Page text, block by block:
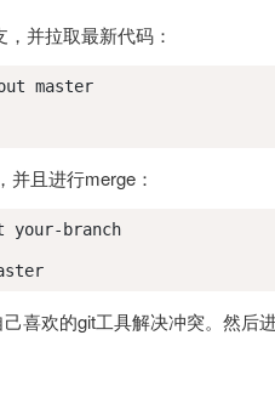
并拉取最新代码：
master
且进行merge：
your-branch
喜欢的git工具解决冲突。然后